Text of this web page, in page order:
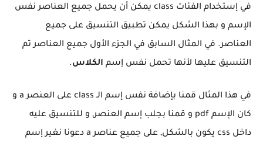
في إستخدام الفئات class يمكن أن يحمل جميع العناصر نفس
الإسم و بهذا الشكل يمكن تطبيق التنسيق على جميع
العناصر. في المثال السابق في الجزء الأول جميع العناصر تم
التنسيق عليها لأنها تحمل نفس إسم الكلاس.
في هذا المثال قمنا بإضافة نفس إسم الـ class على العنصر a و
كان الإسم pdf و قمنا بجلب إسم العنصر, و للتنسيق عليه
داخل css يكون بالشكل, على جميع عناصر a دعونا نغير إسم